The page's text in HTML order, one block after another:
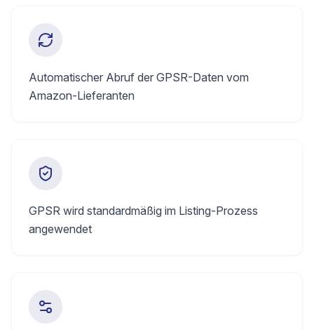
Automatischer Abruf der GPSR-Daten vom
Amazon-Lieferanten
GPSR wird standardmäßig im Listing-Prozess
angewendet